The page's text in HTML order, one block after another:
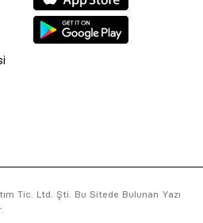
Tic. Ltd. Şti. Bu Sitede Bulunan Yazı
Tic. Ltd. Şti. Bu Sitede Bulunan
tarafından tasarlanmış ve